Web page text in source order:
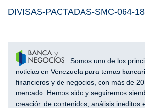
DIVISAS-PACTADAS-SMC-064-
Somos uno de los
noticias en Venezuela para temas
financieros y de negocios, con más de
mercado. Hemos sido y seguiremos
creación de contenidos, análisis inéditos